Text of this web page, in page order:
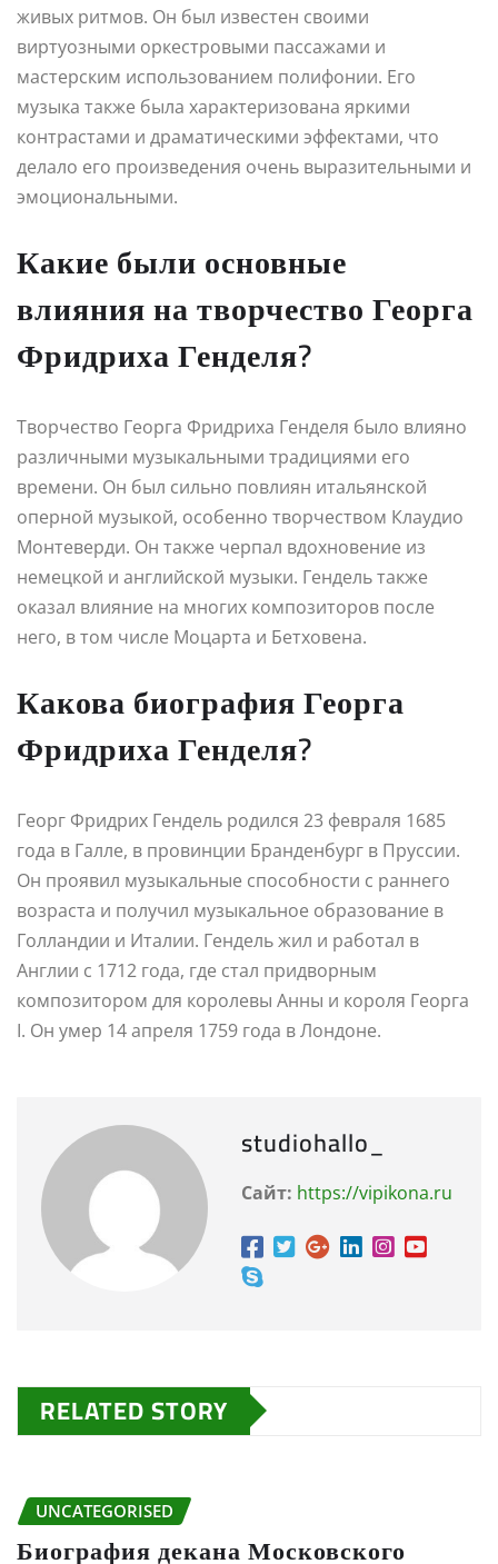
живых ритмов. Он был известен своими
виртуозными оркестровыми пассажами и
мастерским использованием полифонии. Его
музыка также была характеризована яркими
контрастами и драматическими эффектами, что
делало его произведения очень выразительными и
эмоциональными.
Какие были основные
влияния на творчество Георга
Фридриха Генделя?
Творчество Георга Фридриха Генделя было влияно
различными музыкальными традициями его
времени. Он был сильно повлиян итальянской
оперной музыкой, особенно творчеством Клаудио
Монтеверди. Он также черпал вдохновение из
немецкой и английской музыки. Гендель также
оказал влияние на многих композиторов после
него, в том числе Моцарта и Бетховена.
Какова биография Георга
Фридриха Генделя?
Георг Фридрих Гендель родился 23 февраля 1685
года в Галле, в провинции Бранденбург в Пруссии.
Он проявил музыкальные способности с раннего
возраста и получил музыкальное образование в
Голландии и Италии. Гендель жил и работал в
Англии с 1712 года, где стал придворным
композитором для королевы Анны и короля Георга
I. Он умер 14 апреля 1759 года в Лондоне.
studiohallo_
Сайт: https://vipikona.ru
RELATED STORY
UNCATEGORISED
Биография декана Московского